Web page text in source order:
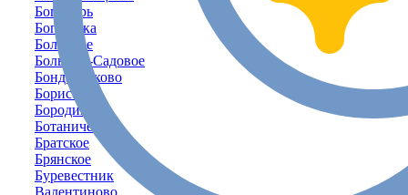
Богатырь
Богачёвка
Болотное
Большое-Садовое
Бондаренково
Борисовка
Бородино
Ботаническое
Братское
Брянское
Буревестник
Валентиново